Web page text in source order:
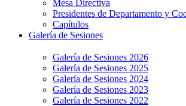
Mesa Directiva
Presidentes de Departamento y
Capítulos
Galería de Sesiones
Galería de Sesiones 2026
Galería de Sesiones 2025
Galería de Sesiones 2024
Galería de Sesiones 2023
Galería de Sesiones 2022